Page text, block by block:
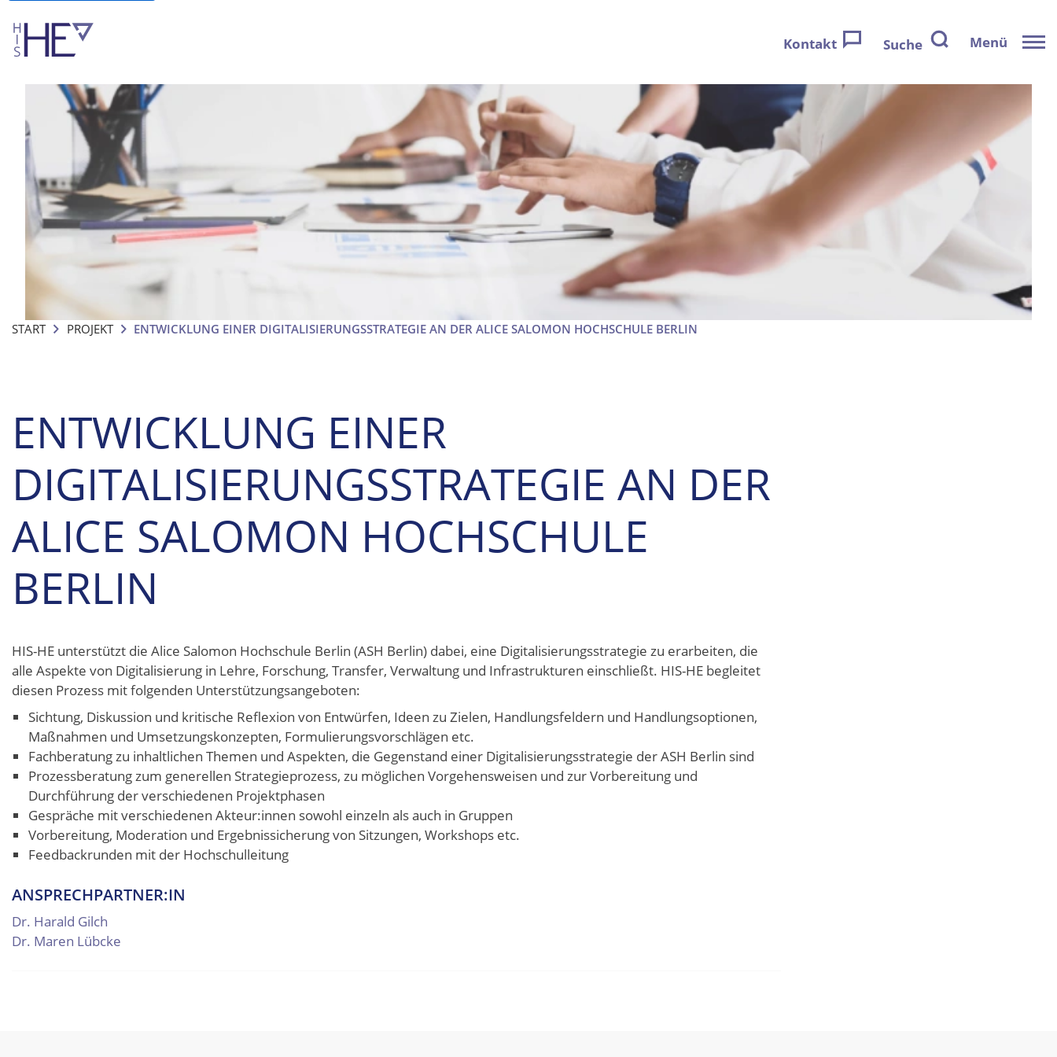
Kontakt Suche Menü
START PROJEKT ENTWICKLUNG EINER DIGITALISIERUNGSSTRATEGIE AN DER ALICE SALOMON HOCHSCHULE BERLIN
ENTWICKLUNG EINER
DIGITALISIERUNGSSTRATEGIE AN DER
ALICE SALOMON HOCHSCHULE
BERLIN
HIS-HE unterstützt die Alice Salomon Hochschule Berlin (ASH Berlin) dabei, eine Digitalisierungsstrategie zu erarbeiten, die
alle Aspekte von Digitalisierung in Lehre, Forschung, Transfer, Verwaltung und Infrastrukturen einschließt. HIS-HE begleitet
diesen Prozess mit folgenden Unterstützungsangeboten:
Sichtung, Diskussion und kritische Reflexion von Entwürfen, Ideen zu Zielen, Handlungsfeldern und Handlungsoptionen,
Maßnahmen und Umsetzungskonzepten, Formulierungsvorschlägen etc.
Fachberatung zu inhaltlichen Themen und Aspekten, die Gegenstand einer Digitalisierungsstrategie der ASH Berlin sind
Prozessberatung zum generellen Strategieprozess, zu möglichen Vorgehensweisen und zur Vorbereitung und
Durchführung der verschiedenen Projektphasen
Gespräche mit verschiedenen Akteur:innen sowohl einzeln als auch in Gruppen
Vorbereitung, Moderation und Ergebnissicherung von Sitzungen, Workshops etc.
Feedbackrunden mit der Hochschulleitung
ANSPRECHPARTNER:IN
Dr. Harald Gilch
Dr. Maren Lübcke